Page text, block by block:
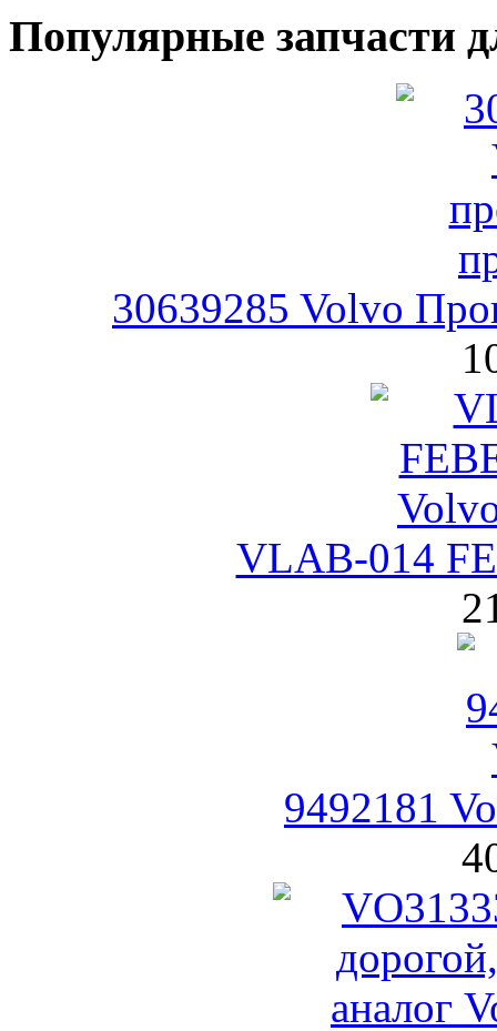
Популярные запчасти
30639285 Volvo
VLAB-014
9492181